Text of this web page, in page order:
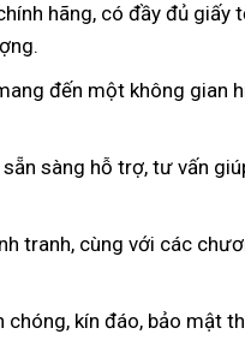
hãng, có đầy đủ
đến một không gian
sàng hỗ trợ, tư vấn
tranh, cùng với các
chóng, kín đáo, bảo mật